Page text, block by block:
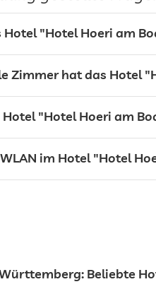
Hotel "Hotel Hoeri am
Zimmer hat das Hotel
"Hotel Hoeri am
im Hotel "Hotel
Beliebte